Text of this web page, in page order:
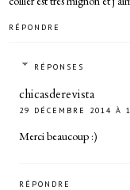
RÉPONDRE
RÉPONSES
chicasderevista
29 DÉCEMBRE 2014 À
Merci beaucoup :)
RÉPONDRE